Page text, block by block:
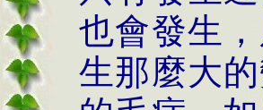
也會發生
生那麼大